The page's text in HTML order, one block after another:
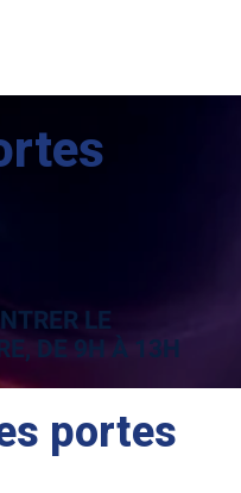
LE
DE 9H À 13H
portes